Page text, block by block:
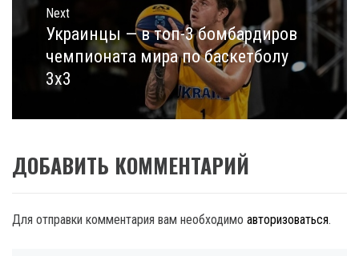
Next
Next
post:
Украинцы — в топ-3 бомбардиров
чемпионата мира по баскетболу
3х3
ДОБАВИТЬ КОММЕНТАРИЙ
Для отправки комментария вам необходимо авторизоваться.